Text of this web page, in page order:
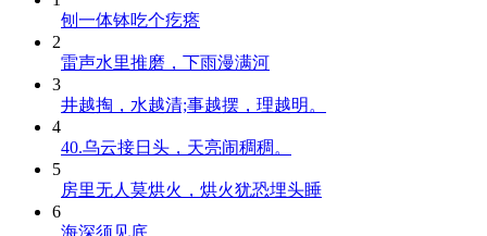
刨一体钵吃个疙瘩
2
雷声水里推磨，下雨漫满河
3
井越掏，水越清;事越摆，理越明。
4
40.乌云接日头，天亮闹稠稠。
5
房里无人莫烘火，烘火犹恐埋头睡
6
海深须见底